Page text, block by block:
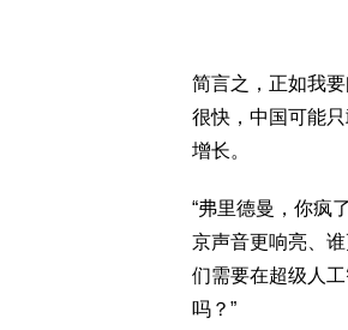
简言之，正如我
很快，中国可能
增长。
“弗里德曼，你疯
京声音更响亮、
们需要在超级人
吗？”